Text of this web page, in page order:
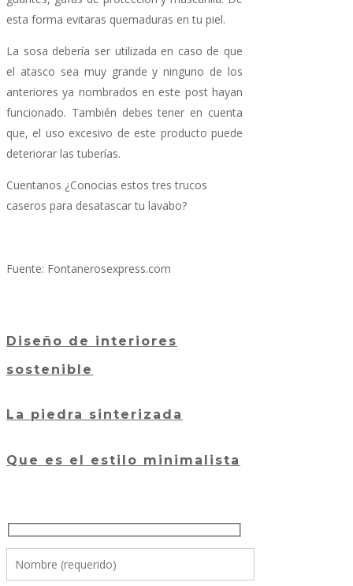
esta forma evitaras quemaduras en tu piel.
La sosa debería ser utilizada en caso de que
el atasco sea muy grande y ninguno de los
anteriores ya nombrados en este post hayan
funcionado. También debes tener en cuenta
que, el uso excesivo de este producto puede
deteriorar las tuberías.
Cuentanos ¿Conocias estos tres trucos
caseros para desatascar tu lavabo?
Fuente: Fontanerosexpress.com
Diseño de interiores
sostenible
La piedra sinterizada
Que es el estilo minimalista